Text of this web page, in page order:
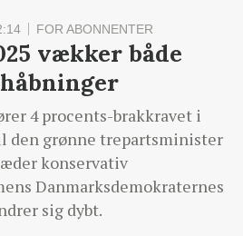
FOR ABONNENTER
vækker både
4 procents-brakkravet i
den grønne trepartsminister
konservativ
Danmarksdemokraternes
sig dybt.